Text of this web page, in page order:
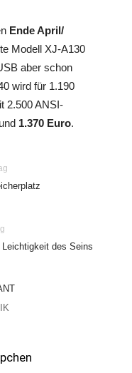
Ende April/
Modell XJ-A130
aber schon
wird für 1.190
2.500 ANSI-
1.370 Euro.
des Seins